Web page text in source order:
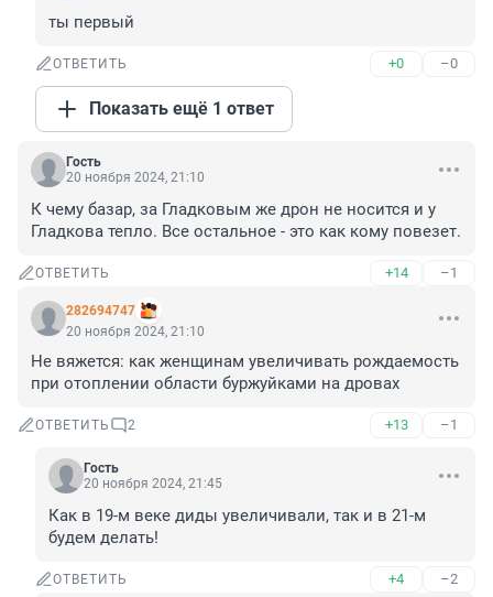
ты первый
ОТВЕТИТЬ +0 –0
Показать ещё 1 ответ
Гость
20 ноября 2024, 21:10
К чему базар, за Гладковым же дрон не носится и у
Гладкова тепло. Все остальное - это как кому повезет.
ОТВЕТИТЬ +14 –1
282694747
20 ноября 2024, 21:10
Не вяжется: как женщинам увеличивать рождаемость
при отоплении области буржуйками на дровах
ОТВЕТИТЬ 2 +13 –1
Гость
20 ноября 2024, 21:45
Как в 19-м веке диды увеличивали, так и в 21-м
будем делать!
ОТВЕТИТЬ +4 –2